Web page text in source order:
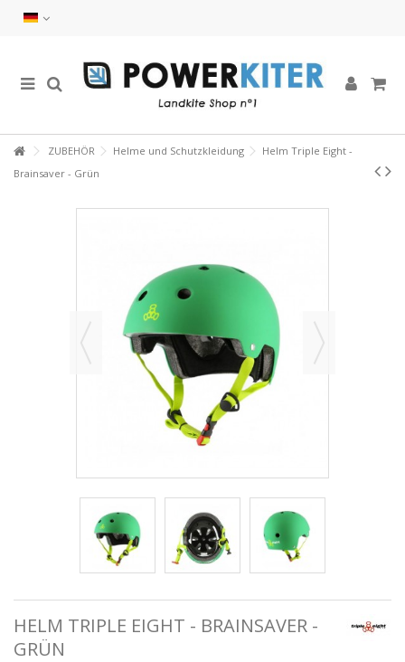
ZUBEHÖR Helme und Schutzkleidung
Helm Triple Eight -
Brainsaver - Grün
HELM TRIPLE EIGHT - BRAINSAVER -
GRÜN